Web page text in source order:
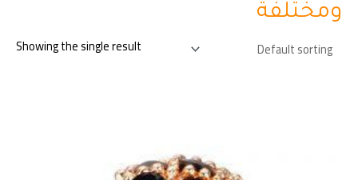
ومختلفة
Showing the single result